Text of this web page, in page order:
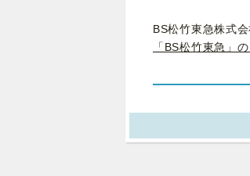
BS松竹東急株式会
「BS松竹東急」